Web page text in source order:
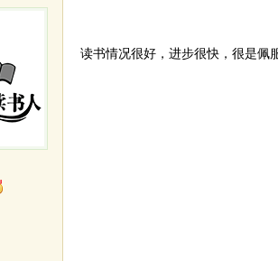
读书情况很好，进步很快，很是佩